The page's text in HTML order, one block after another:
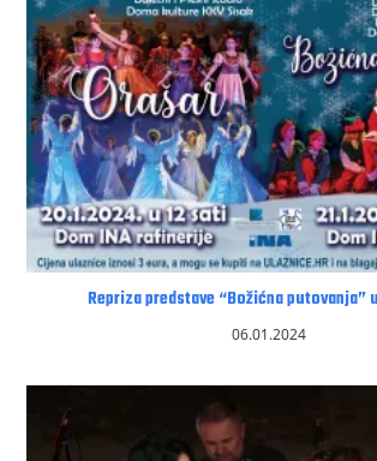
Repriza predstave “Božićna putovanja”
06.01.2024